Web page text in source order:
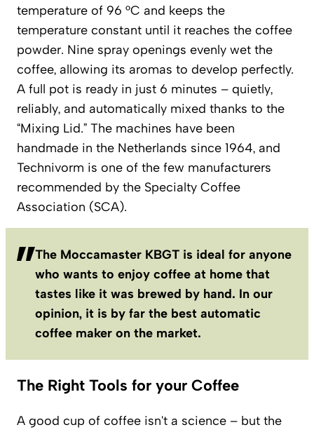
temperature of 96 °C and keeps the
temperature constant until it reaches the coffee
powder. Nine spray openings evenly wet the
coffee, allowing its aromas to develop perfectly.
A full pot is ready in just 6 minutes – quietly,
reliably, and automatically mixed thanks to the
“Mixing Lid.” The machines have been
handmade in the Netherlands since 1964, and
Technivorm is one of the few manufacturers
recommended by the Specialty Coffee
Association (SCA).
The Moccamaster KBGT is ideal for anyone
who wants to enjoy coffee at home that
tastes like it was brewed by hand. In our
opinion, it is by far the best automatic
coffee maker on the market.
The Right Tools for your Coffee
A good cup of coffee isn't a science – but the